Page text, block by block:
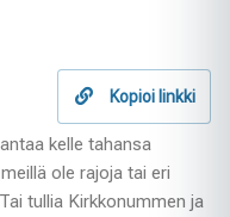
Kopioi linkki
kelle tahansa
ole rajoja tai eri
tullia Kirkkonummen ja